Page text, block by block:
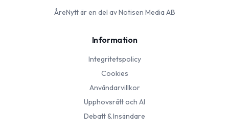
ÅreNyttär en del av Notisen Media AB
Information
Integritetspolicy
Cookies
Användarvillkor
Upphovsrätt och AI
Debatt & Insändare